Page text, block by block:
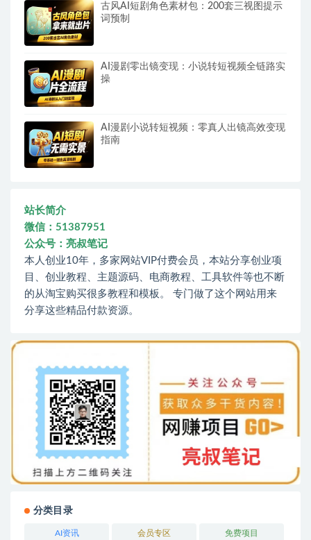
古风AI短剧角色素材包：200套三视图提示
词预制
AI漫剧零出镜变现：小说转短视频全链路实
操
AI漫剧小说转短视频：零真人出镜高效变现
指南
站长简介
微信：51387951
公众号：亮叔笔记
本人创业10年，多家网站VIP付费会员，本站分享创业项
目、创业教程、主题源码、电商教程、工具软件等也不断
的从淘宝购买很多教程和模板。 专门做了这个网站用来
分享这些精品付款资源。
分类目录
AI资讯 会员专区 免费项目